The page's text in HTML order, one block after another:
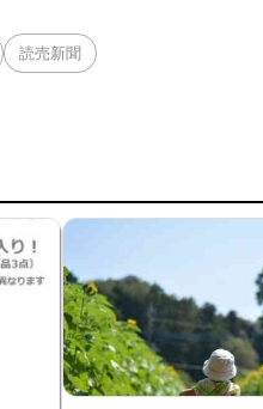
読売新聞